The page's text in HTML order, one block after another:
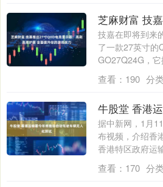
技嘉在即将到来
了一款27英寸
GO27Q24G，
查看： 190 分
据中新网，1月
布视频，介绍香
香港特区政府运
驶....
查看： 170 分